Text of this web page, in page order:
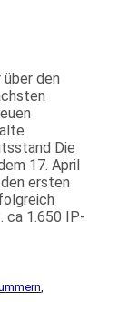
den
Die
17. April
ersten
ca 1.650 IP-